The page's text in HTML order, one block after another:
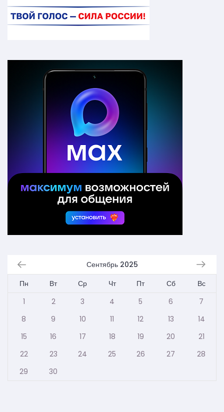
Сентябрь 2025
Пн
Вт Ср Чт Пт Сб
Вс
1
2 3 4 5 6
7
8
9 10 11 12 13
14
15
16 17 18 19 20
21
22
23 24 25 26 27
28
29
30